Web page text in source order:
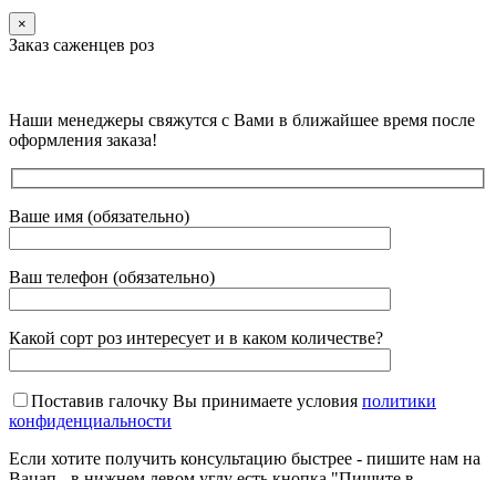
×
Заказ саженцев роз
Наши менеджеры свяжутся с Вами в ближайшее время после
оформления заказа!
Ваше имя (обязательно)
Ваш телефон (обязательно)
Какой сорт роз интересует и в каком количестве?
Поставив галочку Вы принимаете условия политики
конфиденциальности
Если хотите получить консультацию быстрее - пишите нам на